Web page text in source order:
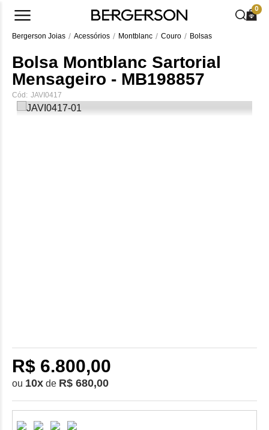
0
Bergerson Joias Acessórios Montblanc Couro Bolsas
Bolsa Montblanc Sartorial
Mensageiro - MB198857
Cód: JAVI0417
R$ 6.800,00
ou 10x de R$ 680,00